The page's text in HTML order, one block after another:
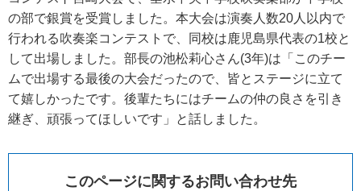
の部で銀賞を受賞しました。本大会は演奏人数20人以内で
行われる吹奏楽コンテストで、同校は鹿児島県代表の1校と
して出場しました。部長の池松莉心さん(3年)は「このチー
ムで出場する最後の大会だったので、皆とステージに立て
て嬉しかったです。後輩たちにはチームの仲の良さを引き
継ぎ、頑張ってほしいです」と話しました。
このページに関するお問い合わせ先